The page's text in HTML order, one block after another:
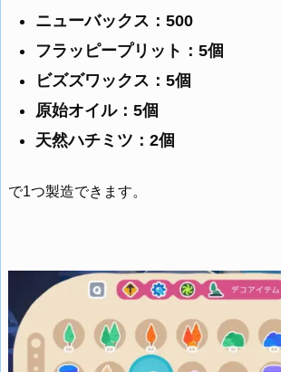
ニューバックス：500
フラッピープリット：5個
ビズズワックス：5個
原始オイル：5個
天然ハチミツ：2個
で1つ製造できます。